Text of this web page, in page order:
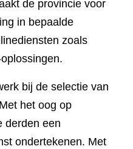
de provincie voor
in bepaalde
zoals
bij de selectie van
het oog op
derden een
ondertekenen. Met